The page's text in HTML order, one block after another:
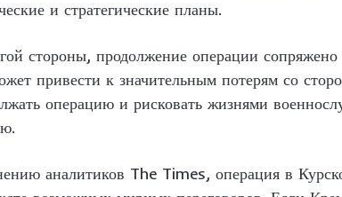
и стратегические планы.
стороны, продолжение операции
привести к значительным потерям со
операцию и рисковать жизнями
аналитиков The Times, операция в